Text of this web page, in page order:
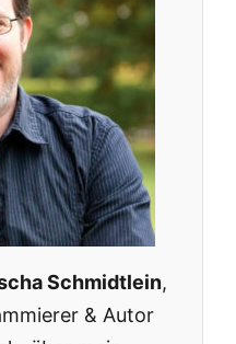
Schmidtlein,
& Autor